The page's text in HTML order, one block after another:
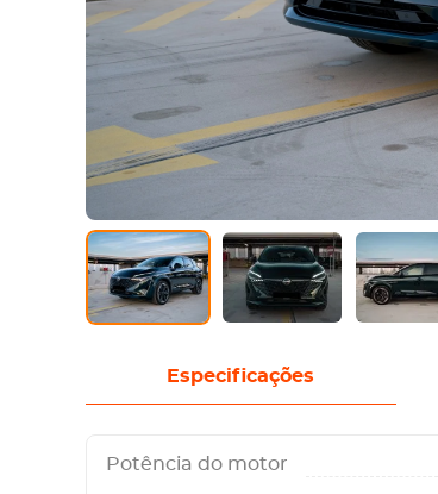
Especificações
Potência do motor